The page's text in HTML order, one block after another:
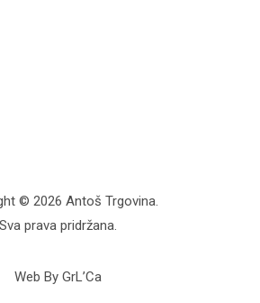
© 2026 Antoš Trgovina.
Sva prava pridržana.
Web By GrL’Ca